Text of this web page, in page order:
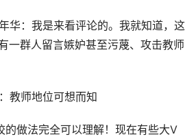
华：我是来看评论的。我就知道，这
一群人留言嫉妒甚至污蔑、攻击教师
教师地位可想而知
的做法完全可以理解！现在有些大V